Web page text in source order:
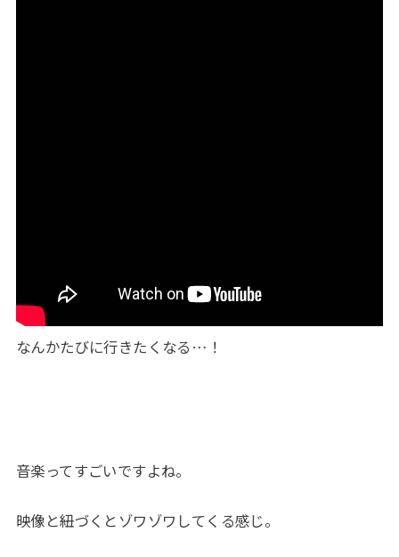
なんかたびに行きたくなる…！
音楽ってすごいですよね。
映像と紐づくとゾワゾワしてくる感じ。